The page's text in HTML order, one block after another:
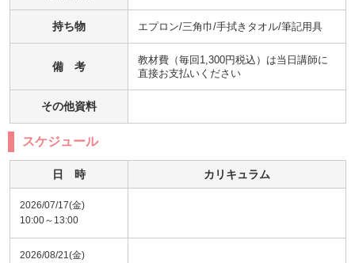
持ち物 エプロン/三角巾/手拭きタオル/筆記用具
備 考
教材費（毎回1,300円税込）は当日講師に
直接お支払いください
その他資料
スケジュール
日 時 カリキュラム
2026/07/17(金)
10:00～13:00
2026/08/21(金)